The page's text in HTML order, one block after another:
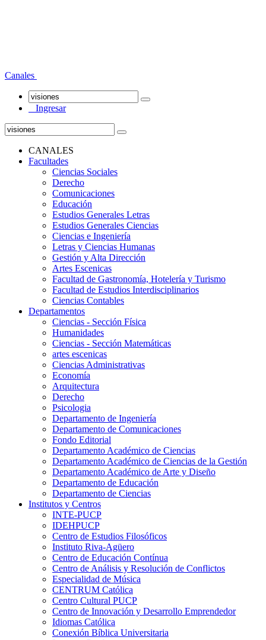
Canales
Ingresar
CANALES
Facultades
Ciencias Sociales
Derecho
Comunicaciones
Educación
Estudios Generales Letras
Estudios Generales Ciencias
Ciencias e Ingeniería
Letras y Ciencias Humanas
Gestión y Alta Dirección
Artes Escenicas
Facultad de Gastronomía, Hotelería y Turismo
Facultad de Estudios Interdisciplinarios
Ciencias Contables
Departamentos
Ciencias - Sección Física
Humanidades
Ciencias - Sección Matemáticas
artes escenicas
Ciencias Administrativas
Economía
Arquitectura
Derecho
Psicologia
Departamento de Ingeniería
Departamento de Comunicaciones
Fondo Editorial
Departamento Académico de Ciencias
Departamento Académico de Ciencias de la Gestión
Departamento Académico de Arte y Diseño
Departamento de Educación
Departamento de Ciencias
Institutos y Centros
INTE-PUCP
IDEHPUCP
Centro de Estudios Filosóficos
Instituto Riva-Agüero
Centro de Educación Contínua
Centro de Análisis y Resolución de Conflictos
Especialidad de Música
CENTRUM Católica
Centro Cultural PUCP
Centro de Innovación y Desarrollo Emprendedor
Idiomas Católica
Conexión Bíblica Universitaria